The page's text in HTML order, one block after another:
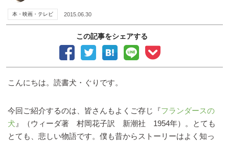
本・映画・テレビ 2015.06.30
この記事をシェアする
こんにちは。読書犬・ぐりです。
今回ご紹介するのは、皆さんもよくご存じ『フランダースの
犬 』（ウィーダ著 村岡花子訳 新潮社 1954年）。とても
とても、悲しい物語です。僕も昔からストーリーはよく知っ